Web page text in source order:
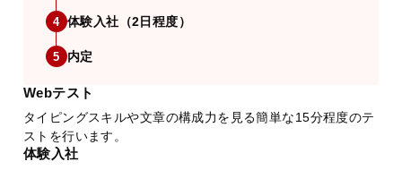
4 体験入社（2日程度）
5 内定
Webテスト
タイピングスキルや文章の構成力を見る簡単な15分程度のテ
ストを行います。
体験入社